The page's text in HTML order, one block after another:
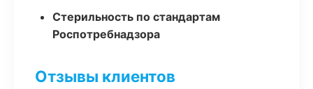
Стерильность по стандартам
Роспотребнадзора
Отзывы клиентов